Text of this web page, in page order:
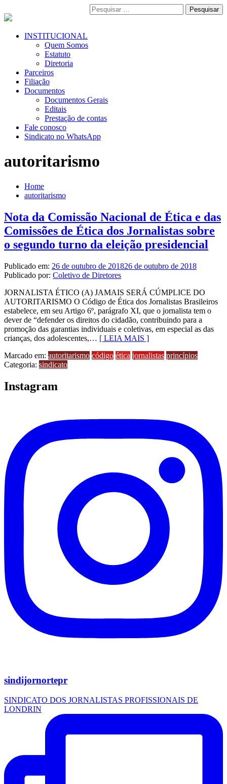
para
conteúdo
Pesquisar
por:
Menu
INSTITUCIONAL
Quem Somos
Estatuto
Diretoria
Parceiros
Filiação
Documentos
Documentos Gerais
Editais
Prestação de contas
Fale conosco
Sindicato no WhatsApp
autoritarismo
Home
autoritarismo
Nota da Comissão Nacional de Ética e das
Comissões de Ética dos Jornalistas sobre
o segundo turno da eleição presidencial
Publicado em: 26 de outubro de 201826 de outubro de 2018
Publicado por: Coletivo de Diretores
JORNALISTA ÉTICO (A) JAMAIS SERÁ CÚMPLICE DO
AUTORITARISMO O Código de Ética dos Jornalistas Brasileiros
estabelece, em seu Artigo 6º, parágrafo XI, que o jornalista tem o
dever de “defender os direitos do cidadão, contribuindo para a
promoção das garantias individuais e coletivas, em especial as das
crianças, dos adolescentes,… [ LEIA MAIS ]
Marcado em: autoritarismo código ética jornalistas princípios
Categoria: sindicato
Instagram
sindijornortepr
SINDICATO DOS JORNALISTAS PROFISSIONAIS DE
LONDRIN